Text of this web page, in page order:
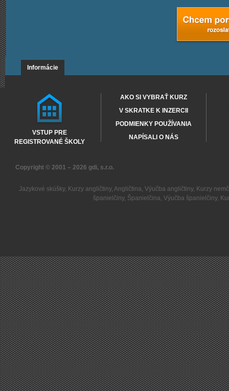
Informácie
VSTUP PRE
REGISTROVANÉ ŠKOLY
AKO SI VYBRAŤ KURZ
V SKRATKE K INZERCII
PODMIENKY POUŽÍVANIA
NAPÍSALI O NÁS
Copyright © 2001 – 2026 gdi, s.r.o.
Jazykové skúšky, Kurzy angličtiny, Angličtina, Výučba angličtiny, Kurzy
španielčiny, Španielčina, Výučba španielčiny,